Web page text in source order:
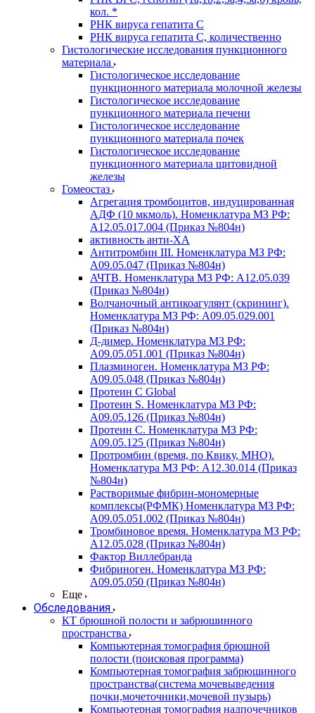
кол. *
РНК вируса гепатита C
РНК вируса гепатита C, количественно
Гистологические исследования пункционного
материала
Гистологическое исследование
пункционного материала молочной железы
Гистологическое исследование
пункционного материала печени
Гистологическое исследование
пункционного материала почек
Гистологическое исследование
пункционного материала щитовидной
железы
Гомеостаз
Агрегация тромбоцитов, индуцированная
АДФ (10 мкмоль). Номенклатура МЗ РФ:
A12.05.017.004 (Приказ №804н)
активность анти-ХА
Антитромбин III. Номенклатура МЗ РФ:
A09.05.047 (Приказ №804н)
АЧТВ. Номенклатура МЗ РФ: A12.05.039
(Приказ №804н)
Волчаночный антикоагулянт (скрининг).
Номенклатура МЗ РФ: A09.05.029.001
(Приказ №804н)
Д-димер. Номенклатура МЗ РФ:
A09.05.051.001 (Приказ №804н)
Плазминоген. Номенклатура МЗ РФ:
A09.05.048 (Приказ №804н)
Протеин C Global
Протеин S. Номенклатура МЗ РФ:
A09.05.126 (Приказ №804н)
Протеин С. Номенклатура МЗ РФ:
A09.05.125 (Приказ №804н)
Протромбин (время, по Квику, МНО).
Номенклатура МЗ РФ: A12.30.014 (Приказ
№804н)
Растворимые фибрин-мономерные
комплексы(РФМК) Номенклатура МЗ РФ:
A09.05.051.002 (Приказ №804н)
Тромбиновое время. Номенклатура МЗ РФ:
A12.05.028 (Приказ №804н)
Фактор Виллебранда
Фибриноген. Номенклатура МЗ РФ:
A09.05.050 (Приказ №804н)
Еще
Обследования
КТ брюшной полости и забрюшинного
пространства
Компьютерная томография брюшной
полости (поисковая программа)
Компьютерная томография забрюшинного
пространства(система мочевыведения
почки,мочеточники,мочевой пузырь)
Компьютерная томография надпочечников